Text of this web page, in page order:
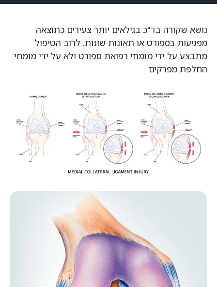
נושא שקורה בד"כ בגילאים יותר צעירים כתוצאה
מפגיעות בספורט או תאונות שונות. לרוב הטיפול
מתבצע על ידי מומחי רפואת ספורט ולא על ידי מומחי
החלפת מפרקים